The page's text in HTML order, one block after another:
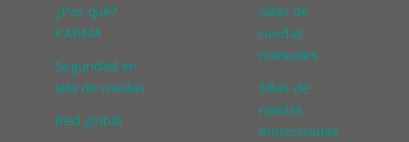
¿Por qué?
KARMA
Seguridad en
silla de ruedas
Red global
Sillas de
ruedas
manuales
Sillas de
ruedas
motorizadas